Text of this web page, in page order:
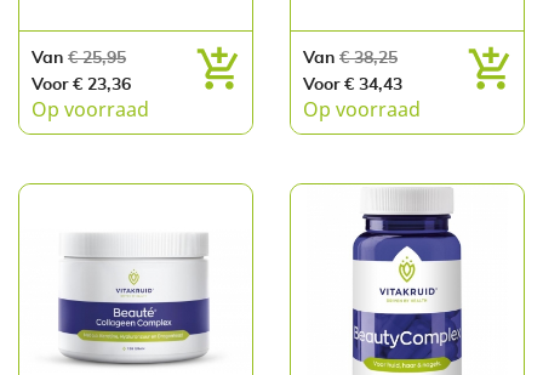
Normale
prijs
Van € 25,95Prijs
Voor € 23,36
Op voorraad
Normale
prijs
Van € 38,25Prijs
Voor € 34,43
Op voorraad